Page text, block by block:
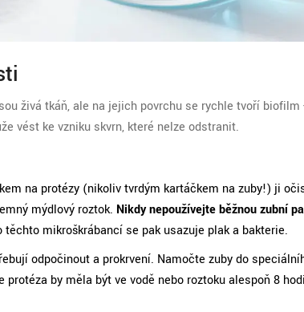
živá tkáň, ale na jejich povrchu se rychle tvoří biofilm
vést ke vzniku skvrn, které nelze odstranit.
na protézy (nikoliv tvrdým kartáčkem na zuby!) ji
mýdlový roztok. Nikdy nepoužívejte běžnou zubní
mikroškrábancí se pak usazuje plak a bakterie.
odpočinout a prokrvení. Namočte zuby do
by měla být ve vodě nebo roztoku alespoň 8